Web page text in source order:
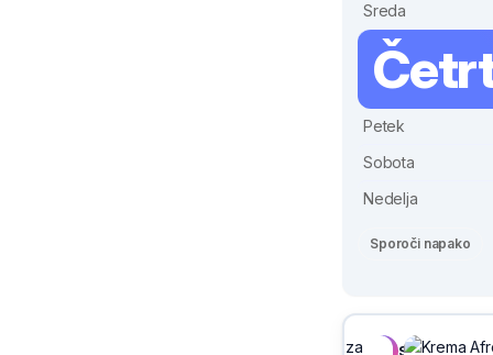
Sreda
Petek
Sobota
Nedelja
Sporoči napako
Sivix